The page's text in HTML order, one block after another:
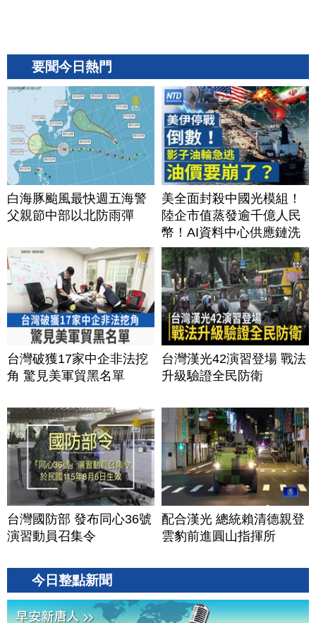
要聞今日熱門
白海豚颱風最快週五海警
父親節中部以北防雨彈
美全面封殺中國光模組！
陸企市值蒸發逾千億人民
幣！AI資料中心供應鏈洗
牌？台灣喜迎轉單！成關
鍵樞紐？｜#財經新聞
│20260805 (三)
台灣破獲17家中企非法挖
角 驚見美軍貿黑名單
台灣漢光42演習登場 戰法
升級驗證全民防衛
台灣國防部 發布同心36號
演習動員召集令
配合漢光 總統賴清德親登
雲豹前進圓山指揮所
今日整點新聞